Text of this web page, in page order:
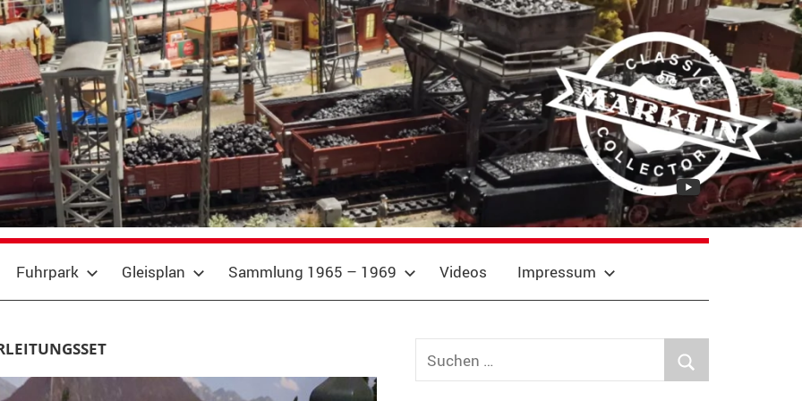
YouTube
Fuhrpark Gleisplan Sammlung 1965 – 1969 Videos Impressum
Suchen
nach: